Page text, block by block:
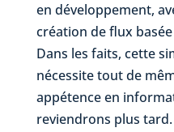
en développement,
création de flux
Dans les faits, cette
nécessite tout de
appétence en
reviendrons plus tard.